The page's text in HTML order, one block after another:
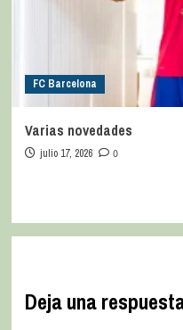
FC Barcelona
Varias novedades
julio 17, 2026 0
Deja una